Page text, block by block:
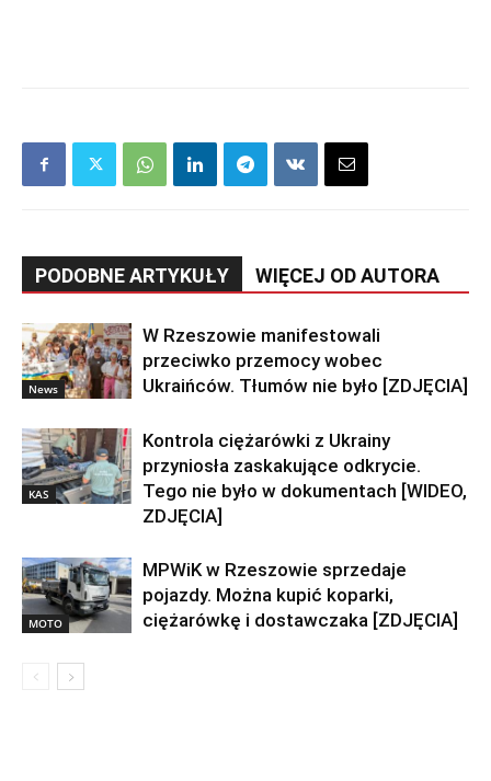
PODOBNE ARTYKUŁY WIĘCEJ OD AUTORA
News
W Rzeszowie manifestowali
przeciwko przemocy wobec
Ukraińców. Tłumów nie było [ZDJĘCIA]
KAS
Kontrola ciężarówki z Ukrainy
przyniosła zaskakujące odkrycie.
Tego nie było w dokumentach [WIDEO,
ZDJĘCIA]
MOTO
MPWiK w Rzeszowie sprzedaje
pojazdy. Można kupić koparki,
ciężarówkę i dostawczaka [ZDJĘCIA]